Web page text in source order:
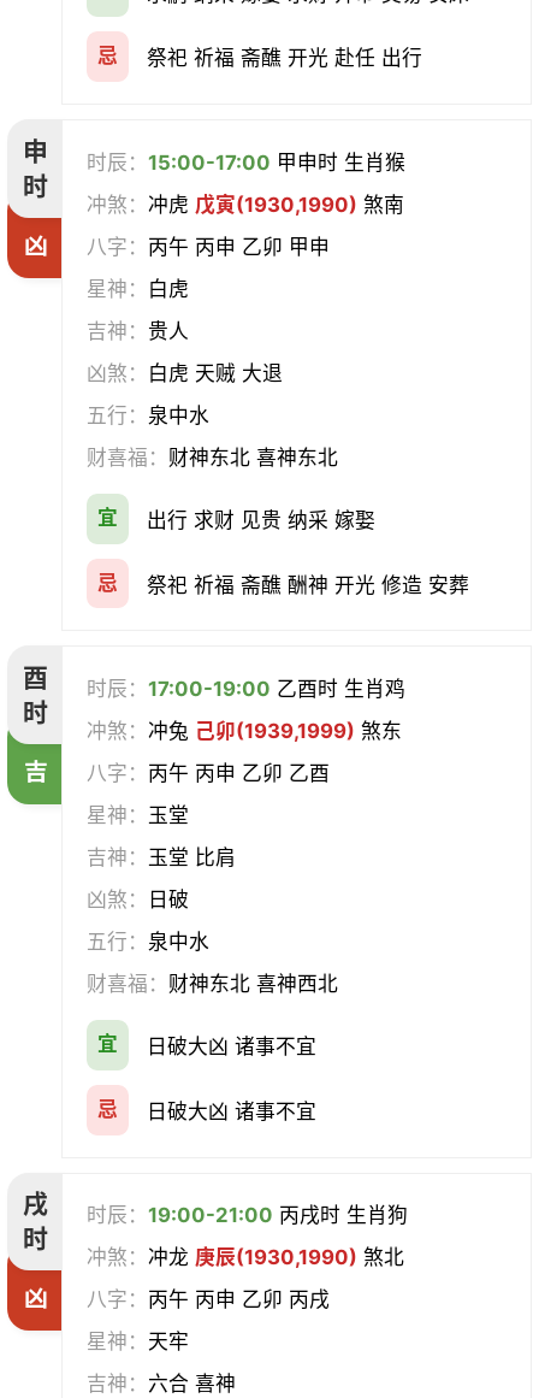
忌 祭祀 祈福 斋醮 开光 赴任 出行
申
时
凶
时辰：15:00-17:00 甲申时 生肖猴
冲煞：冲虎 戊寅(1930,1990) 煞南
八字： 丙午 丙申 乙卯 甲申
星神： 白虎
吉神： 贵人
凶煞： 白虎 天贼 大退
五行： 泉中水
财喜福： 财神东北 喜神东北
宜 出行 求财 见贵 纳采 嫁娶
忌 祭祀 祈福 斋醮 酬神 开光 修造 安葬
酉
时
吉
时辰：17:00-19:00 乙酉时 生肖鸡
冲煞：冲兔 己卯(1939,1999) 煞东
八字： 丙午 丙申 乙卯 乙酉
星神： 玉堂
吉神： 玉堂 比肩
凶煞：
日破
五行： 泉中水
财喜福： 财神东北 喜神西北
宜 日破大凶 诸事不宜
忌 日破大凶 诸事不宜
戌
时
凶
时辰：19:00-21:00 丙戌时 生肖狗
冲煞：冲龙 庚辰(1930,1990) 煞北
八字： 丙午 丙申 乙卯 丙戌
星神： 天牢
吉神： 六合 喜神